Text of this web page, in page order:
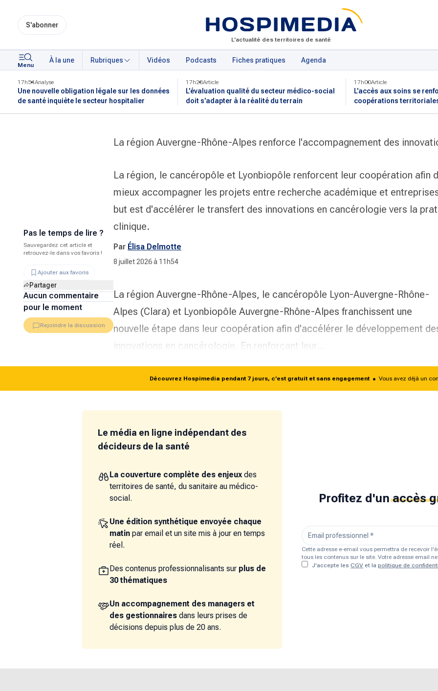
L'actualité des territoires de santé
S'abonner
Menu
À la une Rubriques Vidéos Podcasts Fiches pratiques Agenda
17h54Analyse
Une nouvelle obligation légale sur les données
de santé inquiète le secteur hospitalier
17h28Article
L'évaluation qualité du secteur médico-social
doit s'adapter à la réalité du terrain
17h00Article
L'accès aux soins se
coopérations
La région Auvergne-Rhône-Alpes renforce l'accompagnement des
La région, le cancéropôle et Lyonbiopôle renforcent leur coopération afin
mieux accompagner les projets entre recherche académique et
but est d'accélérer le transfert des innovations en cancérologie vers la
clinique.
Par Élisa Delmotte
8 juillet 2026 à 11h54
La région Auvergne-Rhône-Alpes, le cancéropôle Lyon-Auvergne-Rhône-
Alpes (Clara) et Lyonbiopôle Auvergne-Rhône-Alpes franchissent une
nouvelle étape dans leur coopération afin d'accélérer le développement
innovations en cancérologie. En renforçant leur…
Pas le temps de lire ?
Sauvegardez cet article et
retrouvez-le dans vos favoris !
Ajouter aux favoris
Partager
Aucun commentaire
pour le moment
Rejoindre la discussion
Découvrez Hospimedia pendant 7 jours, c’est gratuit et sans engagement • Vous avez déjà un
Profitez d'un accès
Cette adresse e-email vous permettra de recevoir
tous les contenus sur le site. Votre adresse email
J'accepte les CGV et la politique de
Le média en ligne indépendant des
décideurs de la santé
La couverture complète des enjeuxdes
territoires de santé, du sanitaire au médico-
social.
Une édition synthétique envoyée chaque
matin par email et un site mis à jour en temps
réel.
Des contenus professionnalisants sur plus de
30 thématiques
Un accompagnement des managers et
des gestionnaires dans leurs prises de
décisions depuis plus de 20 ans.